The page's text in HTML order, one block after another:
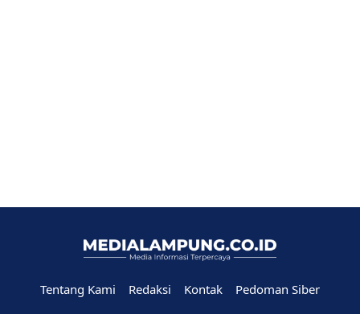
Tentang Kami Redaksi Kontak
Pedoman Siber